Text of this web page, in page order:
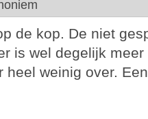
de kop. De niet
is wel degelijk
heel weinig over.